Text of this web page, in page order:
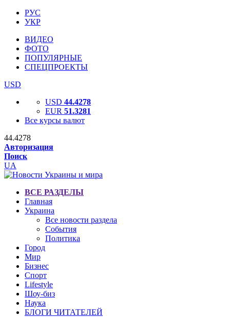
РУС
УКР
ВИДЕО
ФОТО
ПОПУЛЯРНЫЕ
СПЕЦПРОЕКТЫ
USD
USD 44.4278
EUR 51.3281
Все курсы валют
44.4278
Авторизация
Поиск
UA
ВСЕ РАЗДЕЛЫ
Главная
Украина
Все новости раздела
События
Политика
Город
Мир
Бизнес
Спорт
Lifestyle
Шоу-биз
Наука
БЛОГИ ЧИТАТЕЛЕЙ